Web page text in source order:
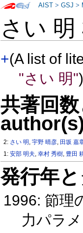
さい
+(A list of
"さい 明")
共著回
2: さい 明 ,宇野 晴彦, 田坂 嘉
1:安部 明夫,幸村 秀樹, 豊田
発行年
1996: 節理
力パラ
AIST >GSJ >